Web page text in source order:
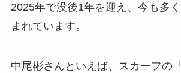
2025年で没後1年を迎え、今も多
まれています。
中尾彬さんといえば、スカーフの